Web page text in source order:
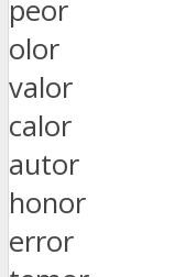
peor
olor
valor
calor
autor
honor
error